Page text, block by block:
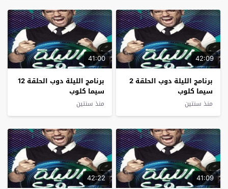
42:09
برنامج الليلة دوب الحلقة 2
سيما كلوب
منذ سنتين
41:00
برنامج الليلة دوب الحلقة 12
سيما كلوب
منذ سنتين
41:09
42:22